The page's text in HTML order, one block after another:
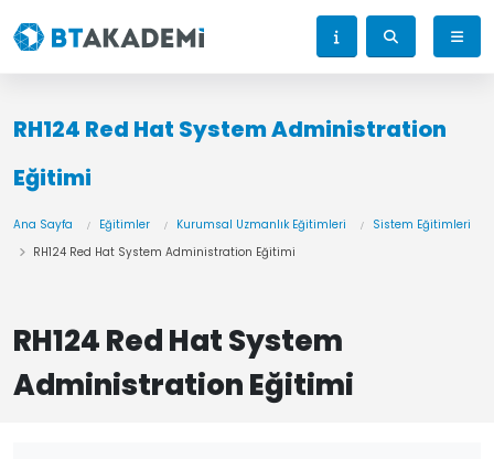
RH124 Red Hat System Administration
Eğitimi
Ana Sayfa Eğitimler Kurumsal Uzmanlık Eğitimleri
Sistem Eğitimleri
RH124 Red Hat System Administration Eğitimi
RH124 Red Hat System
Administration Eğitimi